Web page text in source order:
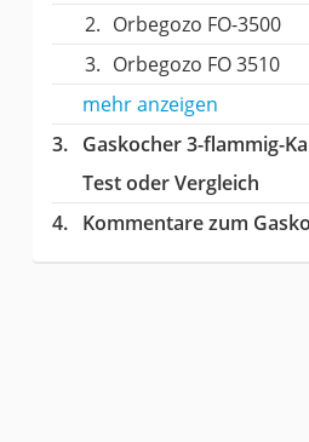
Orbegozo FO-3500
Orbegozo FO 3510
mehr anzeigen
Gaskocher 3-flammig-
Test oder Vergleich
Kommentare zum